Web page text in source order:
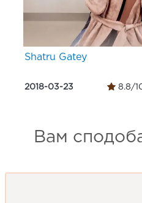
Shatru Gatey
2018-03-23 8.8/
Вам